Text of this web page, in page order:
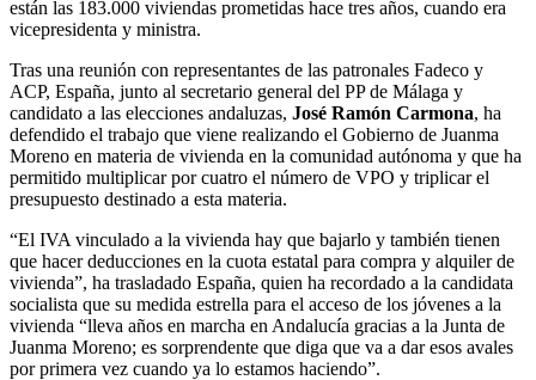
están las 183.000 viviendas prometidas hace tres años, cuando era
vicepresidenta y ministra.
Tras una reunión con representantes de las patronales Fadeco y
ACP, España, junto al secretario general del PP de Málaga y
candidato a las elecciones andaluzas, José Ramón Carmona, ha
defendido el trabajo que viene realizando el Gobierno de Juanma
Moreno en materia de vivienda en la comunidad autónoma y que ha
permitido multiplicar por cuatro el número de VPO y triplicar el
presupuesto destinado a esta materia.
“El IVA vinculado a la vivienda hay que bajarlo y también tienen
que hacer deducciones en la cuota estatal para compra y alquiler de
vivienda”, ha trasladado España, quien ha recordado a la candidata
socialista que su medida estrella para el acceso de los jóvenes a la
vivienda “lleva años en marcha en Andalucía gracias a la Junta de
Juanma Moreno; es sorprendente que diga que va a dar esos avales
por primera vez cuando ya lo estamos haciendo”.